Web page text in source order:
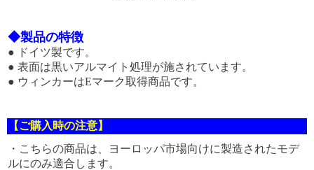
◆製品の特徴
● ドイツ製です。
● 表面は黒いアルマイト処理が施されています。
● ウィンカーはEマーク取得商品です。
【ご購入時の注意】
・こちらの商品は、ヨーロッパ市場向けに製造されたモデ
ルにのみ適合します。